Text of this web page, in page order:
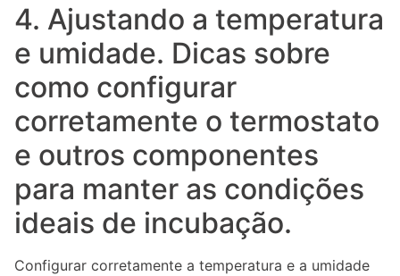
4. Ajustando a temperatura
e umidade. Dicas sobre
como configurar
corretamente o termostato
e outros componentes
para manter as condições
ideais de incubação.
Configurar corretamente a temperatura e a umidade